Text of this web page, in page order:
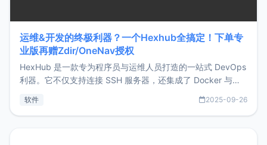
运维&开发的终极利器？一个Hexhub全搞定！下单专
业版再赠Zdir/OneNav授权
HexHub 是一款专为程序员与运维人员打造的一站式 DevOps
利器。它不仅支持连接 SSH 服务器，还集成了 Docker 与常
件间频繁切换，仅凭 HexHub 即可同时搞定运维与数据库操
软件 2025-09-26